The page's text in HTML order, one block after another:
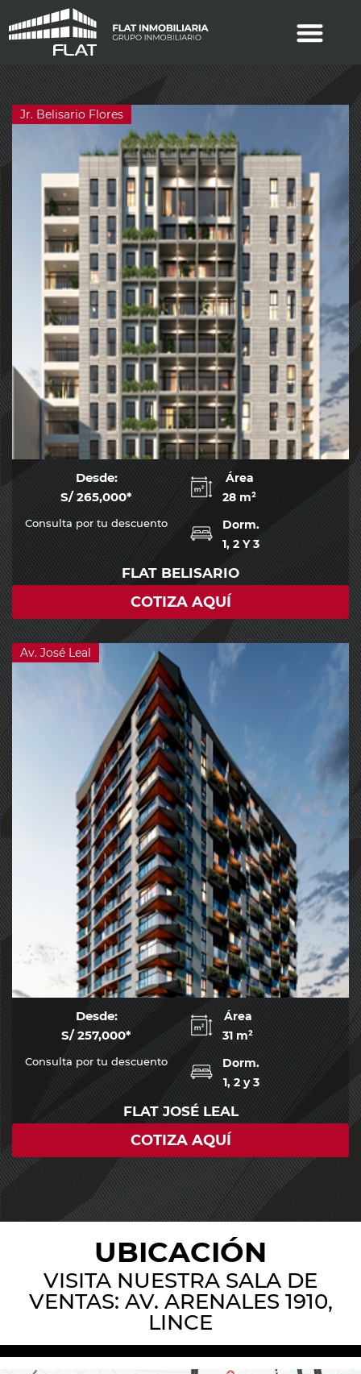
Jr. Belisario Flores
Desde:
S/ 265,000*
Consulta por tu descuento
Área
28 m²
Dorm.
1, 2 Y 3
FLAT BELISARIO
COTIZA AQUÍ
Av. José Leal
Desde:
S/ 257,000*
Consulta por tu descuento
Área
31 m²
Dorm.
1, 2 y 3
FLAT JOSÉ LEAL
COTIZA AQUÍ
UBICACIÓN
VISITA NUESTRA SALA DE
VENTAS: AV. ARENALES 1910,
LINCE